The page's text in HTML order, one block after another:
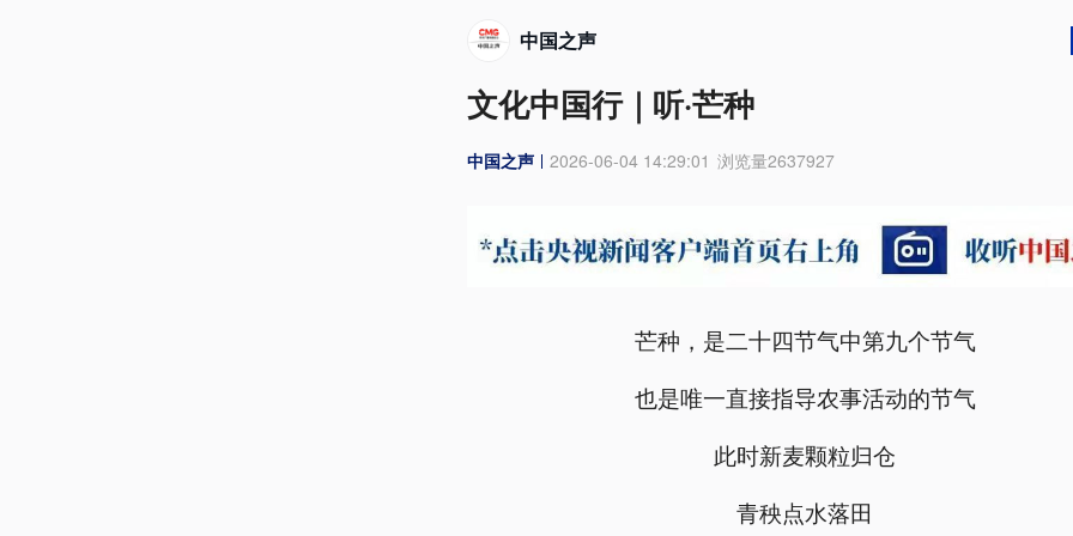
中国之声
文化中国行｜听·芒种
中国之声 2026-06-04 14:29:01 浏览量2637927
芒种，是二十四节气中第九个节气
也是唯一直接指导农事活动的节气
此时新麦颗粒归仓
青秧点水落田